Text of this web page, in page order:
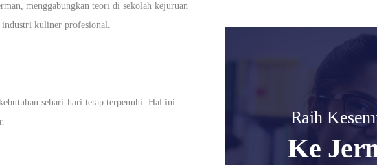
menggabungkan teori di sekolah kejuruan
industri kuliner profesional.
sehari-hari tetap terpenuhi. Hal ini
Raih
Ke